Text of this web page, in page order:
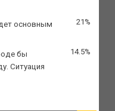
основным
21%
бы
Ситуация
14.5%